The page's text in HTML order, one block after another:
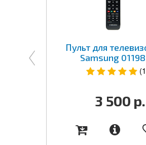
Пульт для
Samsung 01198
3 500 р.